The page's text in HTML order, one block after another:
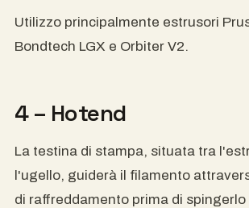
Utilizzo principalmente estrusori
Bondtech LGX e Orbiter V2.
4 – Hotend
La testina di stampa, situata tra
l'ugello, guiderà il filamento
di raffreddamento prima di